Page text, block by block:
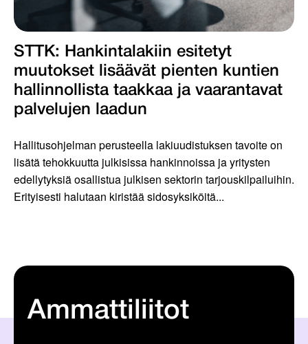
STTK: Hankintalakiin esitetyt
muutokset lisäävät pienten kuntien
hallinnollista taakkaa ja vaarantavat
palvelujen laadun
Hallitusohjelman perusteella lakiuudistuksen tavoite on
lisätä tehokkuutta julkisissa hankinnoissa ja yritysten
edellytyksiä osallistua julkisen sektorin tarjouskilpailuihin.
Erityisesti halutaan kiristää sidosyksiköitä...
Ammattiliitot